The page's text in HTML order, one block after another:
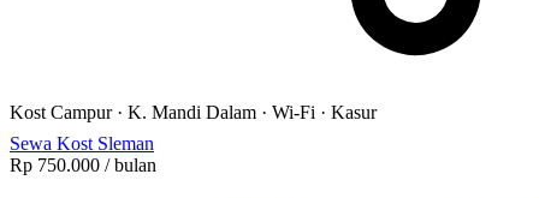
Kost Campur· K. Mandi Dalam · Wi-Fi · Kasur
Sewa Kost Sleman
Rp 750.000 / bulan